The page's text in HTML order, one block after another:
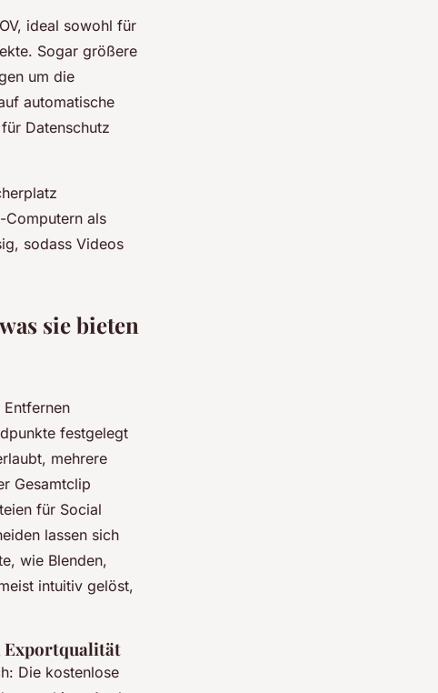
ideal sowohl für
Sogar größere
um die
automatische
Datenschutz
Computern als
sodass Videos
sie bieten
festgelegt
mehrere
Gesamtclip
für Social
lassen sich
wie Blenden,
intuitiv gelöst,
Exportqualität
Die kostenlose